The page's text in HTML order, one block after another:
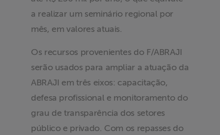
a realizar um seminário regional por
mês, em valores atuais.
Os recursos provenientes do F/ABRAJI
serão usados para ampliar a atuação da
ABRAJI em três eixos: capacitação,
defesa profissional e monitoramento do
grau de transparência dos setores
público e privado. Com os repasses do